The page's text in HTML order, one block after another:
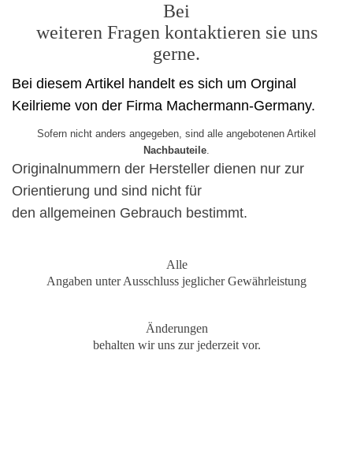
Bei
weiteren Fragen kontaktieren sie uns
gerne.
Bei diesem Artikel handelt es sich um Orginal
Keilrieme von der Firma Machermann-Germany.
Sofern nicht anders angegeben, sind alle angebotenen Artikel
Nachbauteile.
Originalnummern der Hersteller dienen nur zur
Orientierung und sind nicht für
den allgemeinen Gebrauch bestimmt.
Alle
Angaben unter Ausschluss jeglicher Gewährleistung
Änderungen
behalten wir uns zur jederzeit vor.